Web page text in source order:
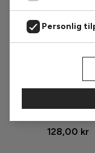
Personlig
Analyse
Oroblu
128,00 kr